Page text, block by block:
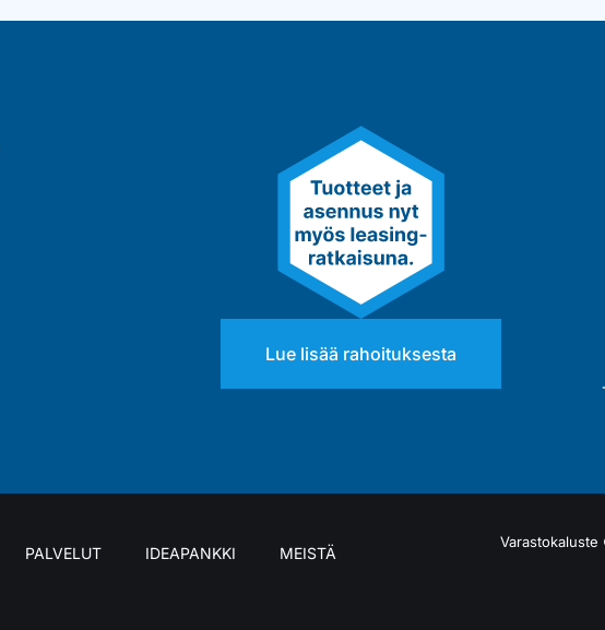
Lue lisää rahoituksesta
PALVELUT IDEAPANKKI MEISTÄ